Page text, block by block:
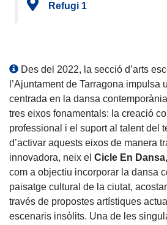
Refugi 1
Des del 2022, la secció d’arts
l’Ajuntament de Tarragona impulsa
centrada en la dansa
tres eixos fonamentals: la creació
professional i el suport al talent del
d’activar aquests eixos de manera
innovadora, neix el Cicle En Dansa,
com a objectiu incorporar la dansa
paisatge cultural de la ciutat,
través de propostes artístiques
escenaris insòlits. Una de les